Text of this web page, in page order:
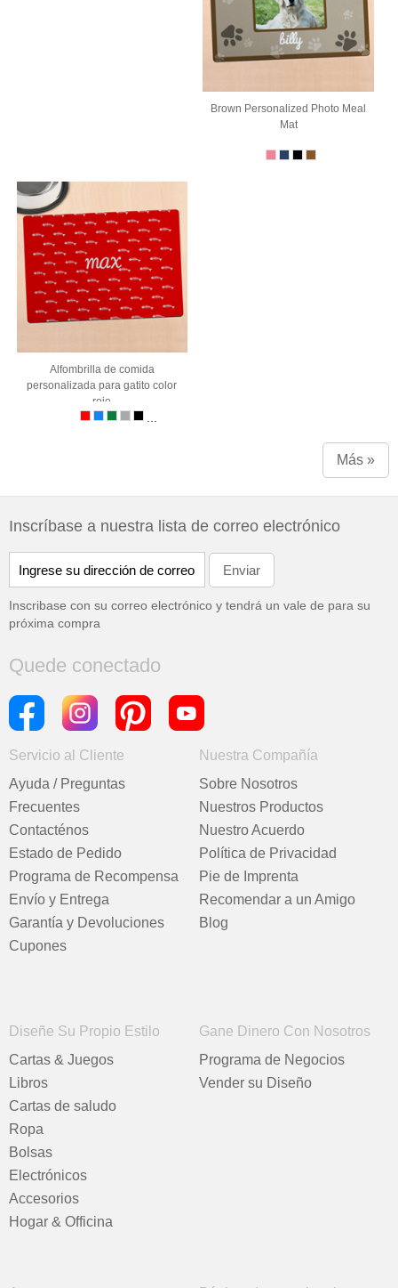
Brown Personalized Photo Meal
Mat
Alfombrilla de comida
personalizada para gatito color
rojo
Más »
Inscríbase a nuestra lista de correo electrónico
Inscribase con su correo electrónico y tendrá un vale de para su
próxima compra
Quede conectado
Servicio al Cliente
Ayuda / Preguntas
Frecuentes
Contacténos
Estado de Pedido
Programa de Recompensa
Envío y Entrega
Garantía y Devoluciones
Cupones
Nuestra Compañía
Sobre Nosotros
Nuestros Productos
Nuestro Acuerdo
Política de Privacidad
Pie de Imprenta
Recomendar a un Amigo
Blog
Diseñe Su Propio Estilo
Cartas & Juegos
Libros
Cartas de saludo
Ropa
Bolsas
Electrónicos
Accesorios
Hogar & Officina
Gane Dinero Con Nosotros
Programa de Negocios
Vender su Diseño